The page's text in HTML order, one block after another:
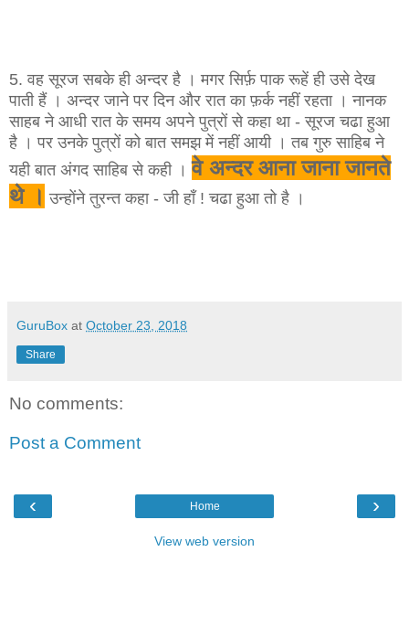
5. वह सूरज सबके ही अन्दर है । मगर सिर्फ़ पाक रूहें ही उसे देख
पाती हैं । अन्दर जाने पर दिन और रात का फ़र्क नहीं रहता । नानक
साहब ने आधी रात के समय अपने पुत्रों से कहा था - सूरज चढा हुआ
है । पर उनके पुत्रों को बात समझ में नहीं आयी । तब गुरु साहिब ने
यही बात अंगद साहिब से कही ।वे अन्दर आना जाना जानते
थे । उन्होंने तुरन्त कहा - जी हाँ ! चढा हुआ तो है ।
GuruBox at October 23, 2018
Share
No comments:
Post a Comment
‹ ›
Home
View web version